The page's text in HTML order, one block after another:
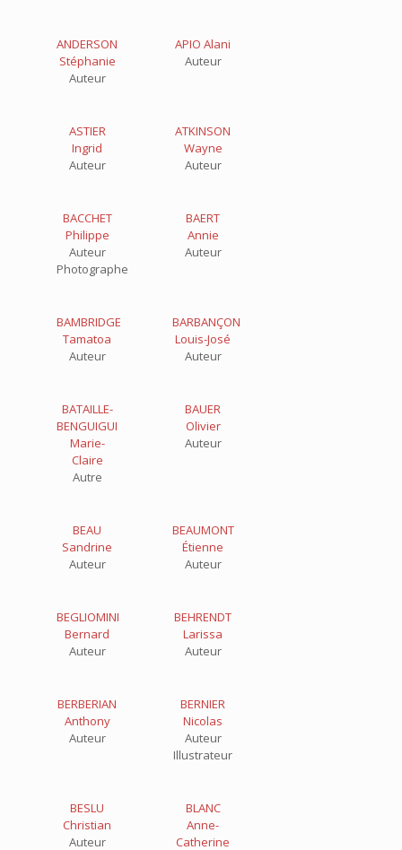
ANDERSON
Stéphanie
Auteur
APIO Alani
Auteur
ASTIER
Ingrid
Auteur
ATKINSON
Wayne
Auteur
BACCHET
Philippe
Auteur
Photographe
BAERT
Annie
Auteur
BAMBRIDGE
Tamatoa
Auteur
BARBANÇON
Louis-José
Auteur
BATAILLE-
BENGUIGUI
Marie-
Claire
Autre
BAUER
Olivier
Auteur
BEAU
Sandrine
Auteur
BEAUMONT
Étienne
Auteur
BEGLIOMINI
Bernard
Auteur
BEHRENDT
Larissa
Auteur
BERBERIAN
Anthony
Auteur
BERNIER
Nicolas
Auteur
Illustrateur
BESLU
Christian
Auteur
BLANC
Anne-
Catherine